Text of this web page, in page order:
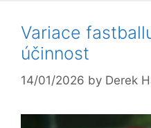
Variace
účinnost
14/01/2026 by Derek